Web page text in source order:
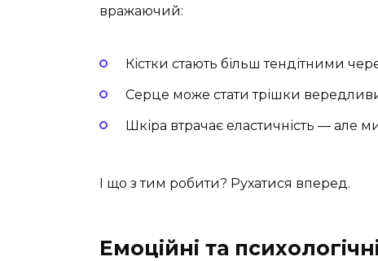
вражаючий:
Кістки стають більш тендітними
Серце може стати трішки
Шкіра втрачає еластичність — але
І що з тим робити? Рухатися вперед.
Емоційні та